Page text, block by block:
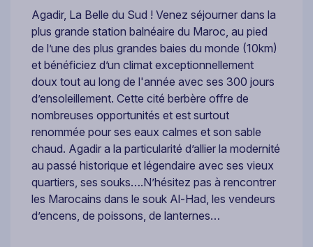
Agadir, La Belle du Sud ! Venez séjourner dans la
plus grande station balnéaire du Maroc, au pied
de l’une des plus grandes baies du monde (10km)
et bénéficiez d’un climat exceptionnellement
doux tout au long de l'année avec ses 300 jours
d’ensoleillement. Cette cité berbère offre de
nombreuses opportunités et est surtout
renommée pour ses eaux calmes et son sable
chaud. Agadir a la particularité d’allier la modernité
au passé historique et légendaire avec ses vieux
quartiers, ses souks….N’hésitez pas à rencontrer
les Marocains dans le souk Al-Had, les vendeurs
d’encens, de poissons, de lanternes…